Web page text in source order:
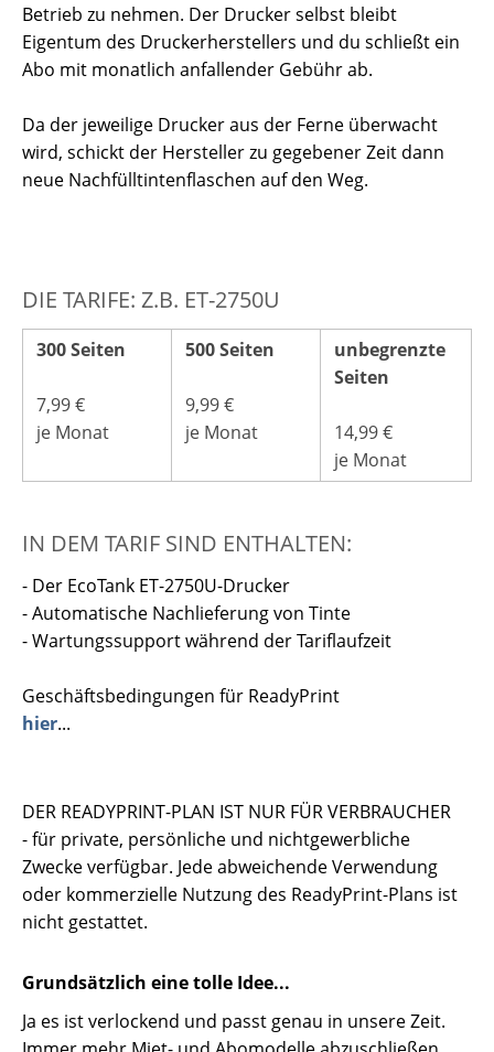
Betrieb zu nehmen. Der Drucker selbst bleibt
Eigentum des Druckerherstellers und du schließt ein
Abo mit monatlich anfallender Gebühr ab.
Da der jeweilige Drucker aus der Ferne überwacht
wird, schickt der Hersteller zu gegebener Zeit dann
neue Nachfülltintenflaschen auf den Weg.
DIE TARIFE: Z.B. ET-2750U
300 Seiten
7,99 €
je Monat
500 Seiten
9,99 €
je Monat
unbegrenzte
Seiten
14,99 €
je Monat
IN DEM TARIF SIND ENTHALTEN:
- Der EcoTank ET-2750U-Drucker
- Automatische Nachlieferung von Tinte
- Wartungssupport während der Tariflaufzeit
Geschäftsbedingungen für ReadyPrint
hier...
DER READYPRINT-PLAN IST NUR FÜR VERBRAUCHER
- für private, persönliche und nichtgewerbliche
Zwecke verfügbar. Jede abweichende Verwendung
oder kommerzielle Nutzung des ReadyPrint-Plans ist
nicht gestattet.
Grundsätzlich eine tolle Idee...
Ja es ist verlockend und passt genau in unsere Zeit.